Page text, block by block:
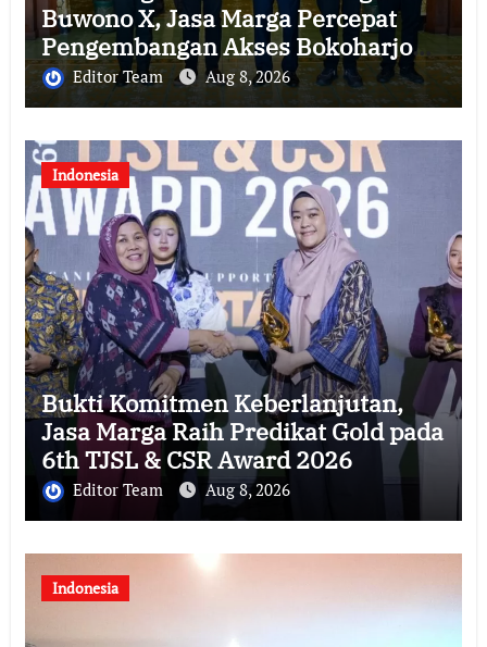
Buwono X, Jasa Marga Percepat
Pengembangan Akses Bokoharjo
Tol Jogja-Solo untuk Dukung
Konektivitas DIY
Editor Team Aug 8, 2026
Indonesia
Bukti Komitmen Keberlanjutan,
Jasa Marga Raih Predikat Gold pada
6th TJSL & CSR Award 2026
Editor Team Aug 8, 2026
Indonesia